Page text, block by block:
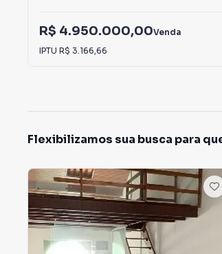
R$ 4.950.000,00Venda
IPTU R$ 3.166,66
Flexibilizamos sua busca para